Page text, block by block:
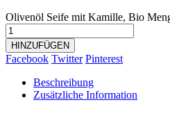
Olivenöl Seife mit Kamille, Bio
HINZUFÜGEN
Facebook Twitter Pinterest
Beschreibung
Zusätzliche Information